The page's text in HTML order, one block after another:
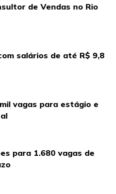
de Vendas no Rio
salários de até R$ 9,8
vagas para estágio e
para 1.680 vagas de